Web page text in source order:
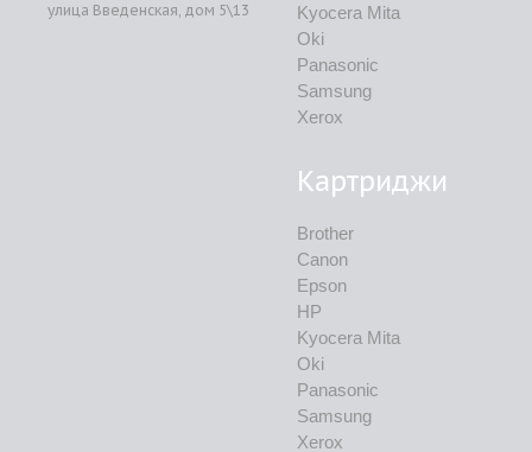
улица Введенская, дом 5\13
Kyocera Mita
Oki
Panasonic
Samsung
Xerox
Картриджи
Brother
Canon
Epson
HP
Kyocera Mita
Oki
Panasonic
Samsung
Xerox